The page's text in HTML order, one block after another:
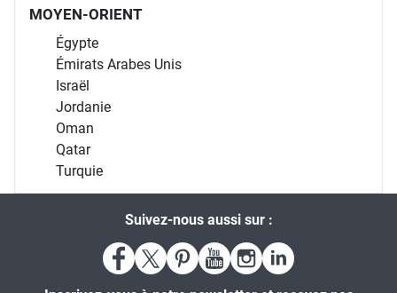
MOYEN-ORIENT
Égypte
Émirats Arabes Unis
Israël
Jordanie
Oman
Qatar
Turquie
Suivez-nous aussi sur :